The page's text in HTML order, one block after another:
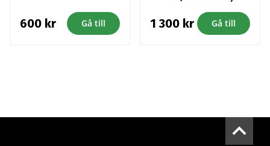
600 kr Gå till 1 300 kr Gå till